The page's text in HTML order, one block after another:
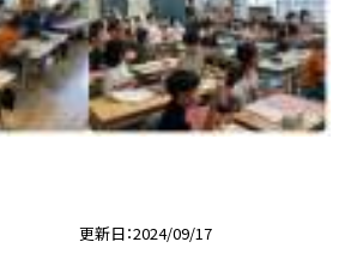
更新日 2024/09/17